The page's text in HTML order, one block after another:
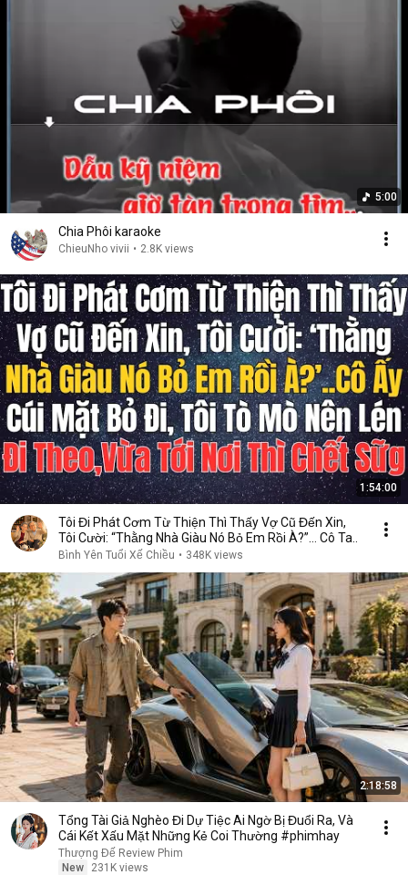
5:00
Chia Phôi karaoke
ChieuNho vivii • 2.8K views
1:54:00
Tôi Đi Phát Cơm Từ Thiện Thì Thấy Vợ Cũ Đến Xin,
Tôi Cười: “Thằng Nhà Giàu Nó Bỏ Em Rồi À?”… Cô Ta..
Bình Yên Tuổi Xế Chiều • 348K views
2:18:58
Tổng Tài Giả Nghèo Đi Dự Tiệc Ai Ngờ Bị Đuổi Ra, Và
Cái Kết Xấu Mặt Những Kẻ Coi Thường #phimhay
Thượng Đế Review Phim
New
231K views